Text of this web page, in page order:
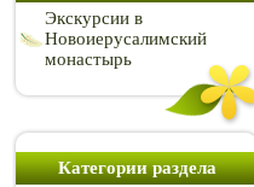
Экскурсии в
Новоиерусалимский
монастырь
Категории раздела